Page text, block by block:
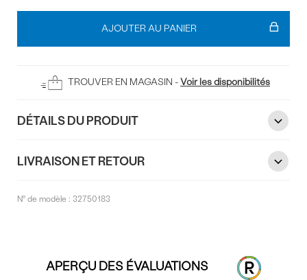
Ajouter
panier
AJOUTER AU PANIER
TROUVER EN MAGASIN -Voir les disponibilités
DÉTAILS DU PRODUIT
LIVRAISON ET RETOUR
N° de modèle :32750183
APERÇU DES ÉVALUATIONS